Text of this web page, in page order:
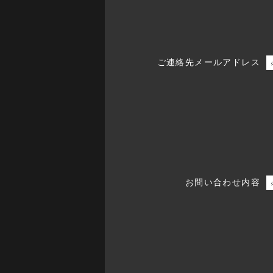
ご連絡先メールアドレス
お問い合わせ内容